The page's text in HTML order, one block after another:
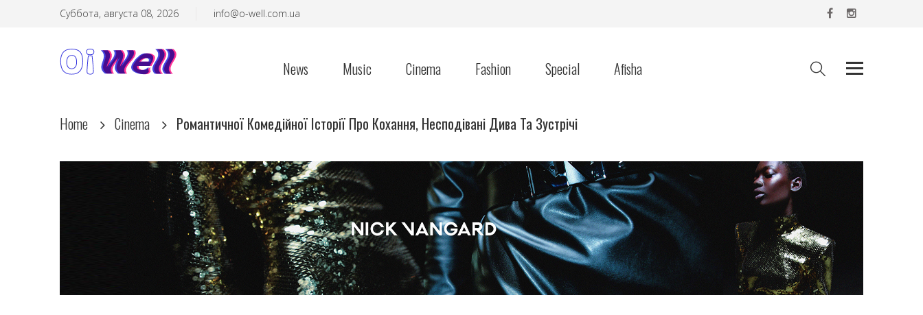
Суббота, августа 08, 2026 info@o-well.com.ua
News Music Cinema Fashion Special Afisha
Home Cinema Pомантичної Комедійної Історії Про Кохання, Несподівані Дива Та Зустрічі